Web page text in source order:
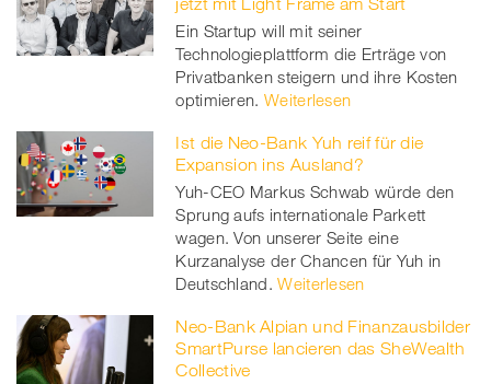
Ein Startup will mit seiner
Technologieplattform die Erträge von
Privatbanken steigern und ihre Kosten
optimieren. Weiterlesen
Ist die Neo-Bank Yuh reif für die
Expansion ins Ausland?
Yuh-CEO Markus Schwab würde den
Sprung aufs internationale Parkett
wagen. Von unserer Seite eine
Kurzanalyse der Chancen für Yuh in
Deutschland. Weiterlesen
Neo-Bank Alpian und Finanzausbilder
SmartPurse lancieren das SheWealth
Collective